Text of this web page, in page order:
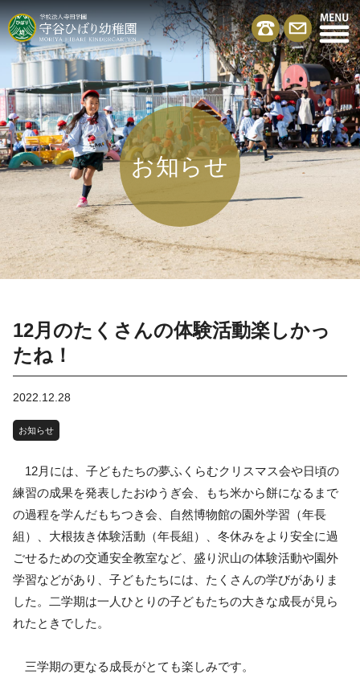
お知らせ
12月のたくさんの体験活動楽しかっ
たね！
2022.12.28
お知らせ
12月には、子どもたちの夢ふくらむクリスマス会や日頃の
練習の成果を発表したおゆうぎ会、もち米から餅になるまで
の過程を学んだもちつき会、自然博物館の園外学習（年長
組）、大根抜き体験活動（年長組）、冬休みをより安全に過
ごせるための交通安全教室など、盛り沢山の体験活動や園外
学習などがあり、子どもたちには、たくさんの学びがありま
した。二学期は一人ひとりの子どもたちの大きな成長が見ら
れたときでした。
三学期の更なる成長がとても楽しみです。